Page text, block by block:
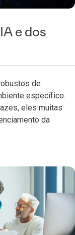
e dos
de
específico.
eles muitas
da